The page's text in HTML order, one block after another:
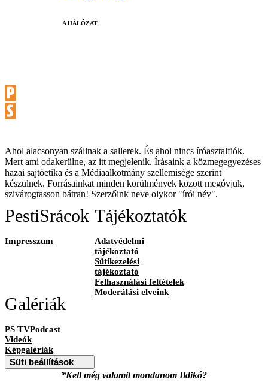
A HÁLÓZAT
Ahol alacsonyan szállnak a sallerek. És ahol nincs íróasztalfiók.
Mert ami odakerülne, az itt megjelenik. Írásaink a közmegegyezéses
hazai sajtóetika és a Médiaalkotmány szellemisége szerint
készülnek. Forrásainkat minden körülmények között megóvjuk,
szivárogtasson bátran! Szerzőink neve olykor "írói név".
PestiSrácok
Impresszum
Tájékoztatók
Adatvédelmi
tájékoztató
Sütikezelési
tájékoztató
Felhasználási feltételek
Moderálási elveink
Galériák
PS TVPodcast
Videók
Képgalériák
Süti beállítások
*Kell még valamit mondanom Ildikó?